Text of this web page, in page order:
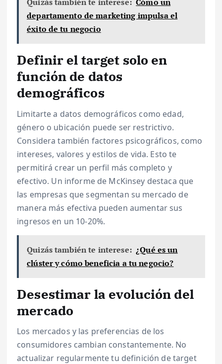
departamento de marketing impulsa el
éxito de tu negocio
Definir el target solo en
función de datos
demográficos
Limitarte a datos demográficos como edad,
género o ubicación puede ser restrictivo.
Considera también factores psicográficos, como
intereses, valores y estilos de vida. Esto te
permitirá crear un perfil más completo y
efectivo. Un informe de McKinsey destaca que
las empresas que segmentan su mercado de
manera más efectiva pueden aumentar sus
ingresos en un 10-20%.
Quizás también te interese: ¿Qué es un
clúster y cómo beneficia a tu negocio?
Desestimar la evolución del
mercado
Los mercados y las preferencias de los
consumidores cambian constantemente. No
actualizar regularmente tu definición de target